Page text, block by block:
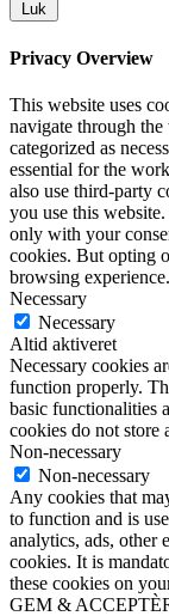
Luk
Privacy Overview
This website uses
navigate through the
categorized as
essential for the
also use third-party
you use this
only with your
cookies. But opting
browsing experience.
Necessary
Necessary
Altid aktiveret
Necessary cookies
function properly.
basic functionalities
cookies do not store
Non-necessary
Non-necessary
Any cookies that
to function and is
analytics, ads, other
cookies. It is
these cookies on
GEM &